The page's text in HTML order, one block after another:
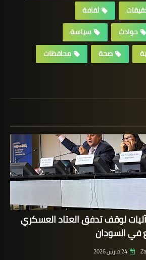
ثقافة
حوادث
سياسة
صحة
محافظات
لوقف تدفق العتاد العسكري
في السودان
24 مارس 2026